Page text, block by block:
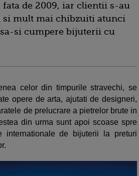
fata de 2009, iar clientii s-au
si mult mai chibzuiti atunci
si cumpere bijuterii cu
celor din timpurile stravechi, se
opere de arta, ajutati de designeri,
de prelucrare a pietrelor brute in
din urma sunt apoi scoase spre
internationale de bijuterii la preturi